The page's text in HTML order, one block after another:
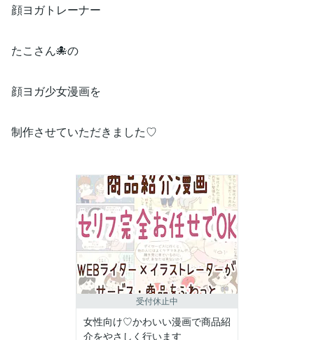
顔ヨガトレーナー
たこさん🐙の
顔ヨガ少女漫画を
制作させていただきました♡
受付休止中
女性向け♡かわいい漫画で商品紹
介をやさしく行います